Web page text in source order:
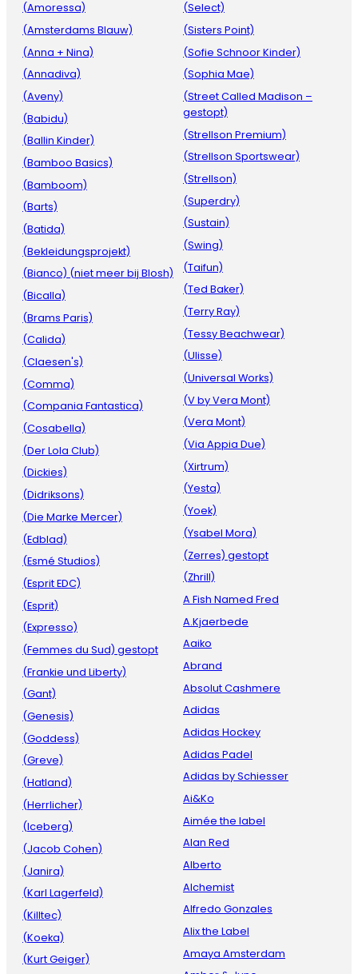
(Amoressa)
(Amsterdams Blauw)
(Anna + Nina)
(Annadiva)
(Aveny)
(Babidu)
(Ballin Kinder)
(Bamboo Basics)
(Bamboom)
(Barts)
(Batida)
(Bekleidungsprojekt)
(Bianco) (niet meer bij Blosh)
(Bicalla)
(Brams Paris)
(Calida)
(Claesen's)
(Comma)
(Compania Fantastica)
(Cosabella)
(Der Lola Club)
(Dickies)
(Didriksons)
(Die Marke Mercer)
(Edblad)
(Esmé Studios)
(Esprit EDC)
(Esprit)
(Expresso)
(Femmes du Sud) gestopt
(Frankie und Liberty)
(Gant)
(Genesis)
(Goddess)
(Greve)
(Hatland)
(Herrlicher)
(Iceberg)
(Jacob Cohen)
(Janira)
(Karl Lagerfeld)
(Killtec)
(Koeka)
(Kurt Geiger)
(Select)
(Sisters Point)
(Sofie Schnoor Kinder)
(Sophia Mae)
(Street Called Madison –
gestopt)
(Strellson Premium)
(Strellson Sportswear)
(Strellson)
(Superdry)
(Sustain)
(Swing)
(Taifun)
(Ted Baker)
(Terry Ray)
(Tessy Beachwear)
(Ulisse)
(Universal Works)
(V by Vera Mont)
(Vera Mont)
(Via Appia Due)
(Xirtrum)
(Yesta)
(Yoek)
(Ysabel Mora)
(Zerres) gestopt
(Zhrill)
A Fish Named Fred
A.Kjaerbede
Aaiko
Abrand
Absolut Cashmere
Adidas
Adidas Hockey
Adidas Padel
Adidas by Schiesser
Ai&Ko
Aimée the label
Alan Red
Alberto
Alchemist
Alfredo Gonzales
Alix the Label
Amaya Amsterdam